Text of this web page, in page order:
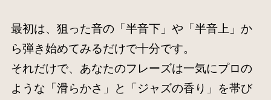
最初は、狙った音の「半音下」や「半音上」か
ら弾き始めてみるだけで十分です。
それだけで、あなたのフレーズは一気にプロの
ような「滑らかさ」と「ジャズの香り」を帯び